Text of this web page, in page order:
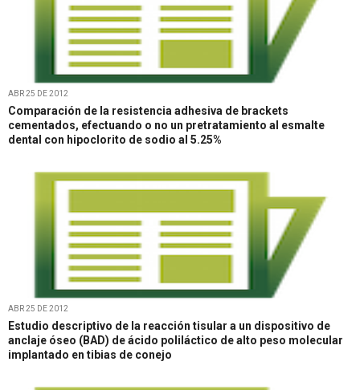
ABR 25 DE 2012
Comparación de la resistencia adhesiva de brackets
cementados, efectuando o no un pretratamiento al esmalte
dental con hipoclorito de sodio al 5.25%
ABR 25 DE 2012
Estudio descriptivo de la reacción tisular a un dispositivo de
anclaje óseo (BAD) de ácido poliláctico de alto peso molecular
implantado en tibias de conejo